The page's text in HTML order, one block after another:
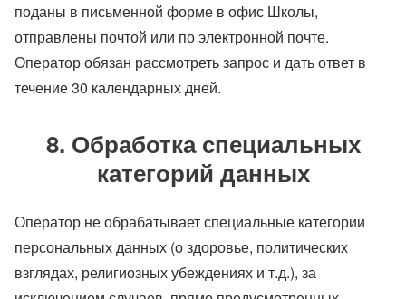
поданы в письменной форме в офис Школы,
отправлены почтой или по электронной почте.
Оператор обязан рассмотреть запрос и дать ответ в
течение 30 календарных дней.
8. Обработка специальных
категорий данных
Оператор не обрабатывает специальные категории
персональных данных (о здоровье, политических
взглядах, религиозных убеждениях и т.д.), за